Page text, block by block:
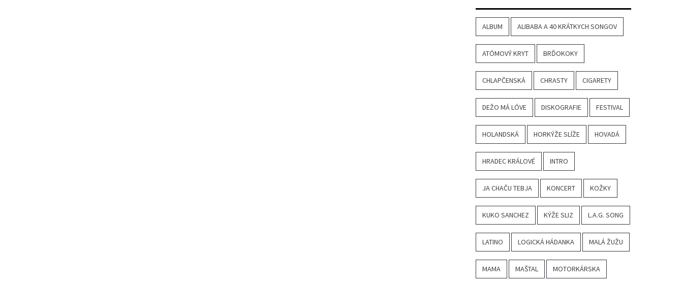
ALBUM ALIBABA A 40 KRÁTKYCH SONGOV
ATÓMOVÝ KRYT BRĎOKOKY
CHLAPČENSKÁ CHRASTY CIGARETY
DEŽO MÁ LÓVE DISKOGRAFIE FESTIVAL
HOLANDSKÁ HORKÝŽE SLÍŽE HOVADÁ
HRADEC KRÁLOVÉ INTRO
JA CHAČU TEBJA KONCERT KOŽKY
KUKO SANCHEZ KÝŽE SLIZ L.A.G. SONG
LATINO LOGICKÁ HÁDANKA MALÁ ŽUŽU
MAMA MAŠTAL MOTORKÁRSKA